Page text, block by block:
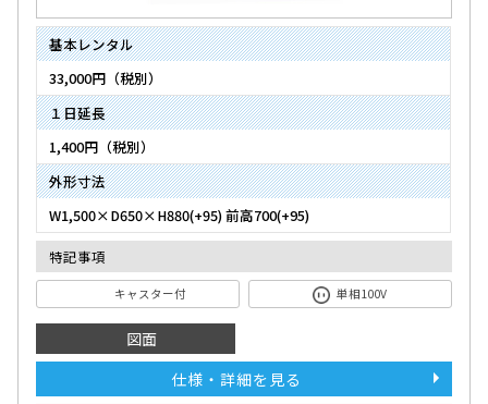
基本レンタル
33,000円（税別）
１日延長
1,400円（税別）
外形寸法
W1,500×D650×H880(+95) 前高700(+95)
特記事項
キャスター付 単相100V
図面
仕様・詳細を見る